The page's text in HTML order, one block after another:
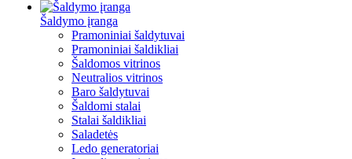
Šaldymo įranga
Pramoniniai šaldytuvai
Pramoniniai šaldikliai
Šaldomos vitrinos
Neutralios vitrinos
Baro šaldytuvai
Šaldomi stalai
Stalai šaldikliai
Saladetės
Ledo generatoriai